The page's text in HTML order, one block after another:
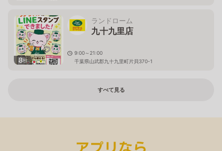
8枚
ランドローム
九十九里店
9:00～21:00
千葉県山武郡九十九里町片貝370-1
すべて見る